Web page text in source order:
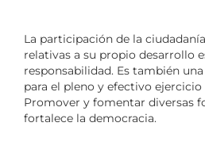
La participación de la
relativas a su propio desarrollo
responsabilidad. Es también
para el pleno y efectivo ejercicio
Promover y fomentar diversas
fortalece la democracia.